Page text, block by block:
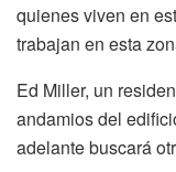
quienes viven en
trabajan en esta
Ed Miller, un
andamios del
adelante buscará